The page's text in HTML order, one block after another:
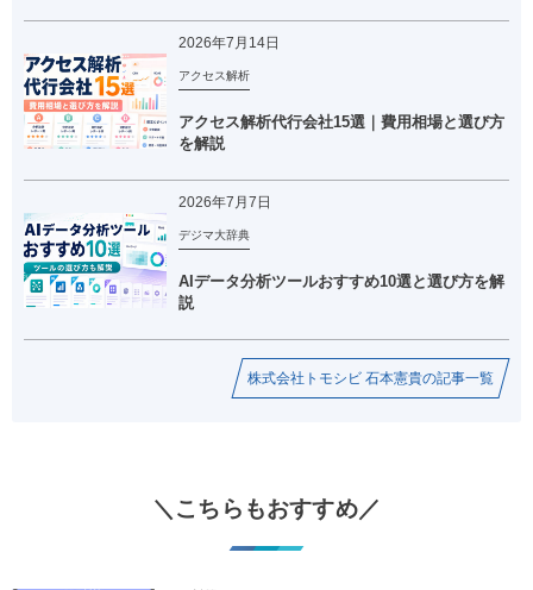
2026年7月14日
アクセス解析
アクセス解析代行会社15選｜費用相場と選び方
を解説
2026年7月7日
デジマ大辞典
AIデータ分析ツールおすすめ10選と選び方を解
説
株式会社トモシビ 石本憲貴の記事一覧
＼こちらもおすすめ／